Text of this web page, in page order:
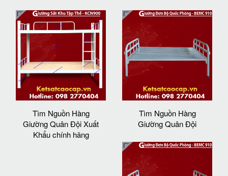
Tìm Nguồn Hàng
Giường Quân Đội Xuất
Khẩu chính hãng
Tìm Nguồn Hàng
Giường Quân Đội